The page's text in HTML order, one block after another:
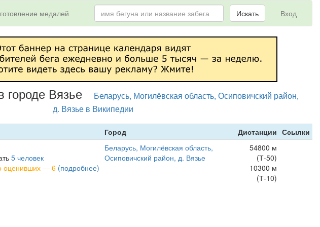
медалей Вход
Искать
городе Вязье
Беларусь, Могилёвская область, Осиповичский район,
д. Вязье в Википедии
Город Дистанции Ссылки
5 человек
оценивших — 6 (подробнее)
Беларусь, Могилёвская область,
Осиповичский район, д. Вязье
54800 м
(Т-50)
10300 м
(Т-10)